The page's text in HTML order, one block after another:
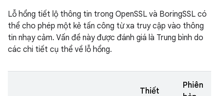
Lỗ hổng tiết lộ thông tin trong OpenSSL và BoringSSL có
thể cho phép một kẻ tấn công từ xa truy cập vào thông
tin nhạy cảm. Vấn đề này được đánh giá là Trung bình do
các chi tiết cụ thể về lỗ hổng.
Thiết
Phiên